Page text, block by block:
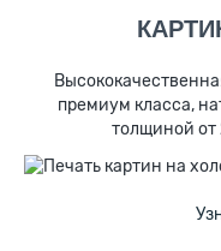
премиум класса,
толщиной от